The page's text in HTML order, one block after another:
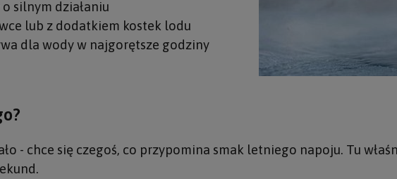
silnym działaniu
lub z dodatkiem kostek lodu
dla wody w najgorętsze godziny
- chce się czegoś, co przypomina smak letniego napoju. Tu